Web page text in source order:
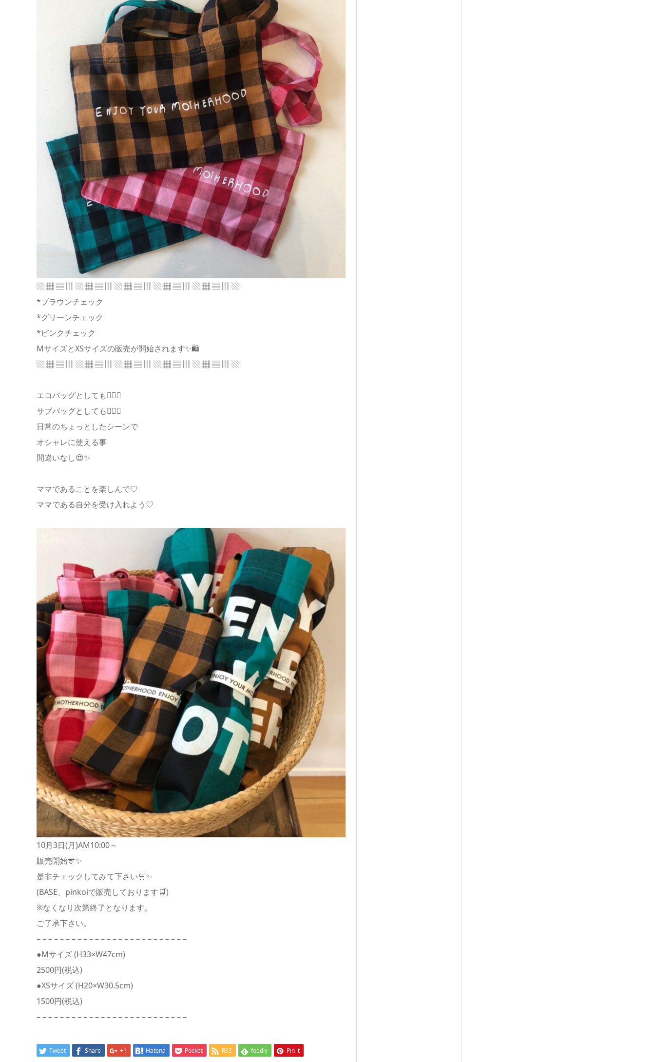
▧ ▦ ▤ ▥ ▧ ▦ ▤ ▥ ▧ ▦ ▤ ▥ ▧ ▦ ▤ ▥ ▧ ▦ ▤ ▥ ▧
*ブラウンチェック
*グリーンチェック
*ピンクチェック
MサイズとXSサイズの販売が開始されます✨🛍️
▧ ▦ ▤ ▥ ▧ ▦ ▤ ▥ ▧ ▦ ▤ ▥ ▧ ▦ ▤ ▥ ▧ ▦ ▤ ▥ ▧
エコバッグとしても🙆‍♀️✨
サブバッグとしても🙆‍♀️✨
日常のちょっとしたシーンで
オシャレに使える事
間違いなし😍✨
ママであることを楽しんで♡
ママである自分を受け入れよう♡
10月3日(月)AM10:00～
販売開始🎊✨
是非チェックしてみて下さい🛒✨
(BASE、pinkoiで販売しております🛒)
※なくなり次第終了となります。
ご了承下さい。
– – – – – – – – – – – – – – – – – – – – – – – – – –
●Mサイズ (H33×W47cm)
2500円(税込)
●XSサイズ (H20×W30.5cm)
1500円(税込)
– – – – – – – – – – – – – – – – – – – – – – – – – –
Tweet Share +1 Hatena Pocket RSS feedly Pin it